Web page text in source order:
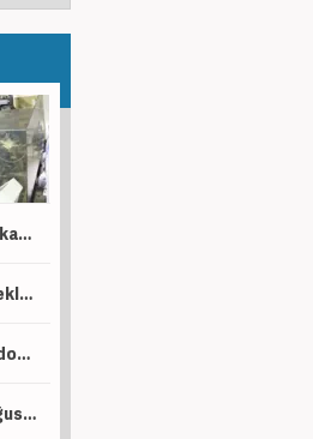
14 yaşında asgari ücreti üçe katladı! 6 saat çalışarak ayda 90 bin lira kazanıyor
Altın fiyatlarında yükseliş beklentisi sürüyor! Dev bankalar hedeflerini güncelledi
Michelin yıldızlı şefler Kapadokya lezzetlerinin peşinde: Bunları tatmadan dönmeyin!
İndirim için yarıştılar! İşte Ağustos ayı kampanyalı sıfır otomobil fiyatları!